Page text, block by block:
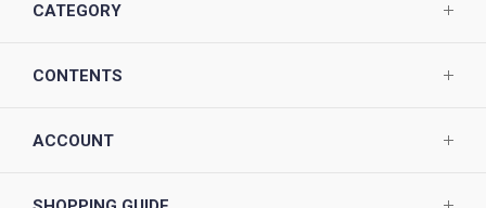
CATEGORY
CONTENTS
ACCOUNT